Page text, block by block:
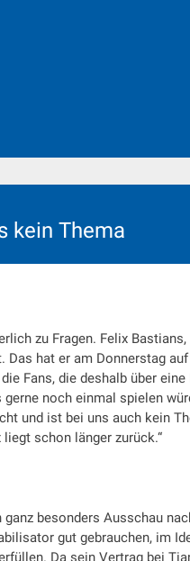
kein Thema
zu Fragen. Felix
hat er am Donnerstag
Fans, die deshalb über
noch einmal spielen
und ist bei uns auch kein
schon länger zurück.“
besonders Ausschau
gut gebrauchen, im
Da sein Vertrag bei